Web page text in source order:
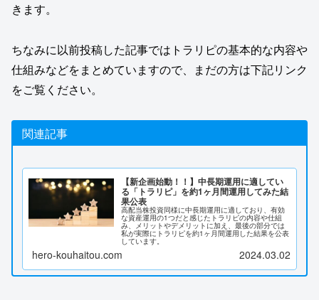
きます。
ちなみに以前投稿した記事ではトラリピの基本的な内容や
仕組みなどをまとめていますので、まだの方は下記リンク
をご覧ください。
関連記事
【新企画始動！！】中長期運用に適してい
る「トラリピ」を約1ヶ月間運用してみた結
果公表
高配当株投資同様に中長期運用に適しており、有効
な資産運用の1つだと感じたトラリピの内容や仕組
み、メリットやデメリットに加え、最後の部分では
私が実際にトラリピを約1ヶ月間運用した結果を公表
しています。
hero-kouhaitou.com 2024.03.02